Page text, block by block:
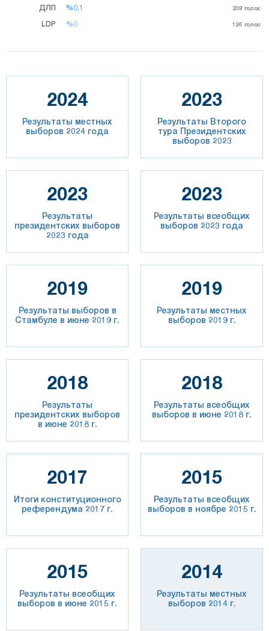
ДЛП
LDP
%0,1 239 голос
%0 126 голос
%0,1
%0
2024
Результаты местных
выборов 2024 года
2023
Результаты Второго
тура Президентских
выборов 2023
2023
Результаты
президентских выборов
2023 года
2023
Результаты всеобщих
выборов 2023 года
2019
Результаты выборов в
Стамбуле в июне 2019 г.
2019
Результаты местных
выборов 2019 г.
2018
Результаты
президентских выборов
в июне 2018 г.
2018
Результаты всеобщих
выборов в июне 2018 г.
2017
Итоги конституционного
референдума 2017 г.
2015
Результаты всеобщих
выборов в ноябре 2015 г.
2015
Результаты всеобщих
выборов в июне 2015 г.
2014
Результаты местных
выборов 2014 г.